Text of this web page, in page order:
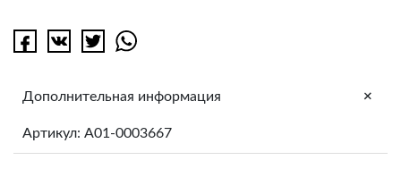
Дополнительная информация +
Артикул: A01-0003667